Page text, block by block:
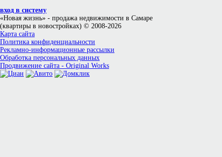
вход в систему
«Новая жизнь» - продажа недвижимости в Самаре
(квартиры в новостройках) © 2008-2026
Карта сайта
Политика конфиденциальности
Рекламно-информационные рассылки
Обработка персональных данных
Продвижение сайта - Original Works